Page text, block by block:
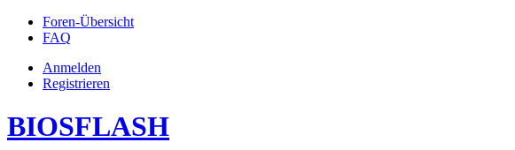
Foren-Übersicht
FAQ
Anmelden
Registrieren
BIOSFLASH